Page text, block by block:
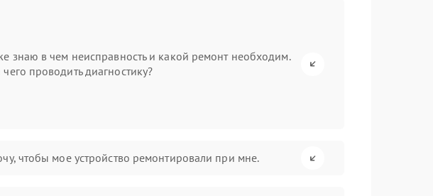
знаю в чем неисправность и какой ремонт необходим.
проводить диагностику?
чтобы мое устройство ремонтировали при мне.